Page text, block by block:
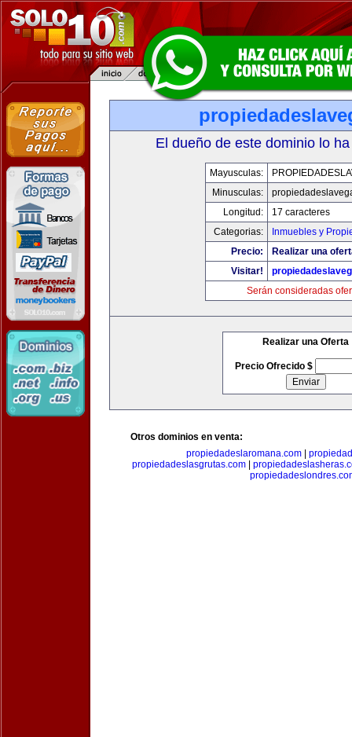
El dueño de este dominio lo
Mayusculas:
Minusculas:
Longitud:
17 caracteres
Categorias:
Inmuebles y
Precio:
Realizar una
Visitar!
Serán consideradas
Realizar una Oferta
Precio Ofrecido $
Otros dominios en venta:
propiedadeslaromana.com|
propiedadeslasgrutas.com|